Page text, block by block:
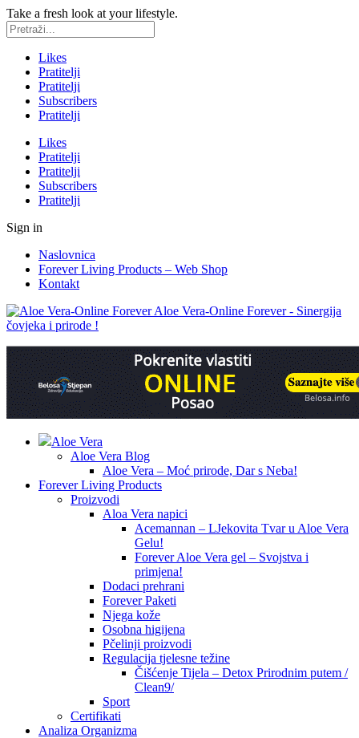
Take a fresh look at your lifestyle.
Likes
Pratitelji
Pratitelji
Subscribers
Pratitelji
Likes
Pratitelji
Pratitelji
Subscribers
Pratitelji
Sign in
Naslovnica
Forever Living Products – Web Shop
Kontakt
Aloe Vera-Online Forever - Sinergija
čovjeka i prirode !
Aloe Vera
Aloe Vera Blog
Aloe Vera – Moć prirode, Dar s Neba!
Forever Living Products
Proizvodi
Aloa Vera napici
Acemannan – LJekovita Tvar u Aloe Vera
Gelu!
Forever Aloe Vera gel – Svojstva i
primjena!
Dodaci prehrani
Forever Paketi
Njega kože
Osobna higijena
Pčelinji proizvodi
Regulacija tjelesne težine
Čišćenje Tijela – Detox Prirodnim putem /
Clean9/
Sport
Certifikati
Analiza Organizma